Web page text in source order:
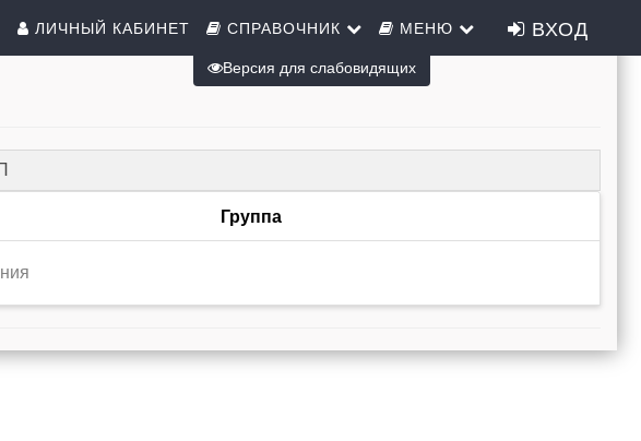
ЛИЧНЫЙ КАБИНЕТ СПРАВОЧНИК МЕНЮ ВХОД
Группа
Версия для слабовидящих